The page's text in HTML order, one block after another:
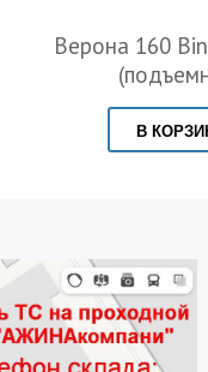
Верона 160
В